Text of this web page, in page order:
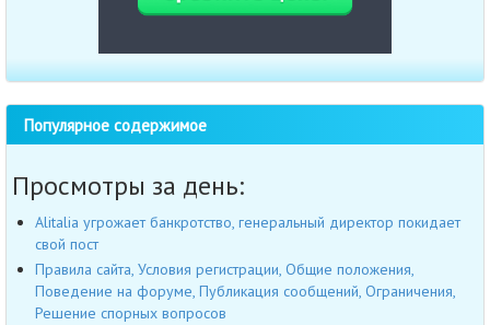
Популярное содержимое
Просмотры за день:
Alitalia угрожает банкротство, генеральный директор покидает
свой пост
Правила сайта, Условия регистрации, Общие положения,
Поведение на форуме, Публикация сообщений, Ограничения,
Решение спорных вопросов